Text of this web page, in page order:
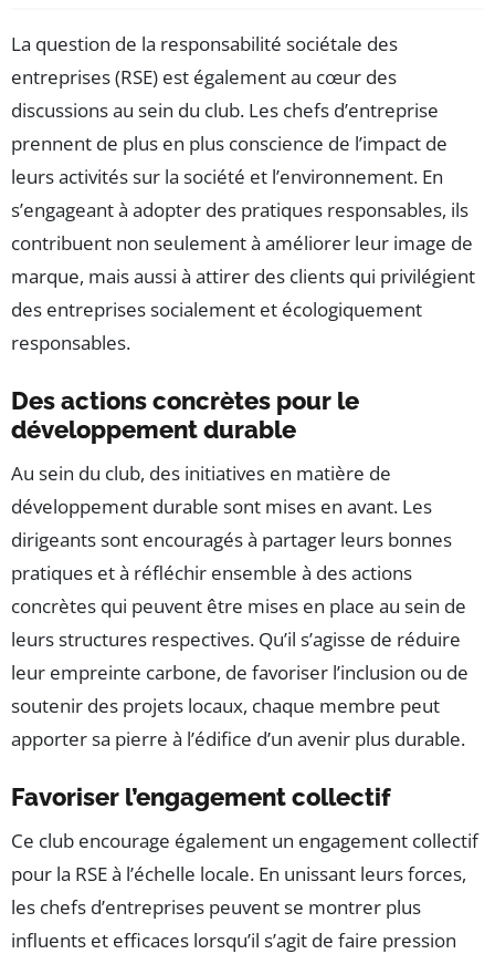
La question de la responsabilité sociétale des
entreprises (RSE) est également au cœur des
discussions au sein du club. Les chefs d’entreprise
prennent de plus en plus conscience de l’impact de
leurs activités sur la société et l’environnement. En
s’engageant à adopter des pratiques responsables, ils
contribuent non seulement à améliorer leur image de
marque, mais aussi à attirer des clients qui privilégient
des entreprises socialement et écologiquement
responsables.
Des actions concrètes pour le
développement durable
Au sein du club, des initiatives en matière de
développement durable sont mises en avant. Les
dirigeants sont encouragés à partager leurs bonnes
pratiques et à réfléchir ensemble à des actions
concrètes qui peuvent être mises en place au sein de
leurs structures respectives. Qu’il s’agisse de réduire
leur empreinte carbone, de favoriser l’inclusion ou de
soutenir des projets locaux, chaque membre peut
apporter sa pierre à l’édifice d’un avenir plus durable.
Favoriser l’engagement collectif
Ce club encourage également un engagement collectif
pour la RSE à l’échelle locale. En unissant leurs forces,
les chefs d’entreprises peuvent se montrer plus
influents et efficaces lorsqu’il s’agit de faire pression